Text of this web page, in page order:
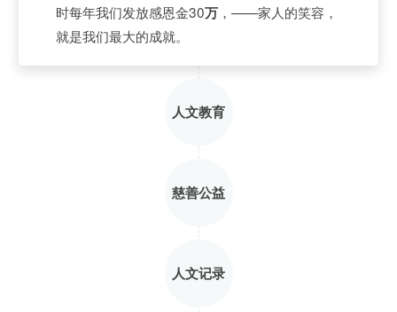
时每年我们发放感恩金30万 ，——家人的笑容，
就是我们最大的成就。
人文教育
慈善公益
人文记录